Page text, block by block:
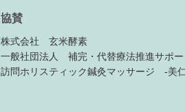
協賛
株式会社 玄米酵素
一般社団法人 補完・代替療法推進サポー
訪問ホリスティック鍼灸マッサージ -美